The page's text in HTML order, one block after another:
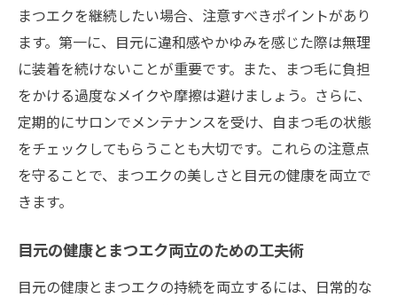
まつエクを継続したい場合、注意すべきポイントがあり
ます。第一に、目元に違和感やかゆみを感じた際は無理
に装着を続けないことが重要です。また、まつ毛に負担
をかける過度なメイクや摩擦は避けましょう。さらに、
定期的にサロンでメンテナンスを受け、自まつ毛の状態
をチェックしてもらうことも大切です。これらの注意点
を守ることで、まつエクの美しさと目元の健康を両立で
きます。
目元の健康とまつエク両立のための工夫術
目元の健康とまつエクの持続を両立するには、日常的な